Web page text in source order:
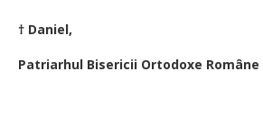
† Daniel,
Patriarhul Bisericii Ortodoxe Române